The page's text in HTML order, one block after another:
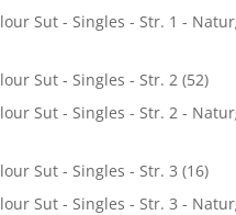
Sut - Singles - Str. 1 -
Sut - Singles - Str. 2 (52)
Sut - Singles - Str. 2 -
Sut - Singles - Str. 3 (16)
Sut - Singles - Str. 3 -